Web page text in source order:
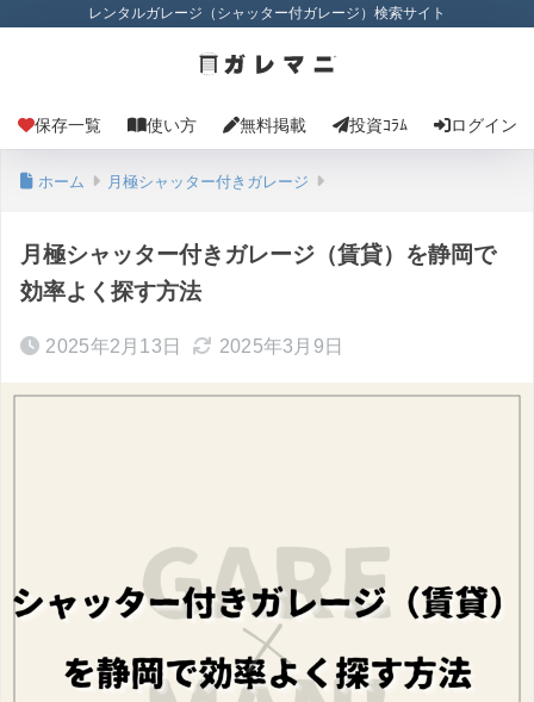
レンタルガレージ（シャッター付ガレージ）検索サイト
保存一覧 使い方 無料掲載 投資ｺﾗﾑ ログイン
ホーム 月極シャッター付きガレージ
月極シャッター付きガレージ（賃貸）を静岡で
効率よく探す方法
2025年2月13日 2025年3月9日